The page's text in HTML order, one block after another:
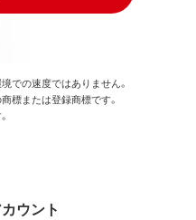
での速度ではありません。
標または登録商標です。
ウント